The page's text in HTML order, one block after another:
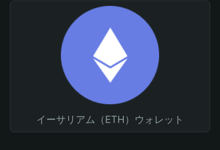
イーサリアム（ETH）ウォレット